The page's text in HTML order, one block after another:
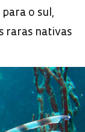
o sul,
raras nativas